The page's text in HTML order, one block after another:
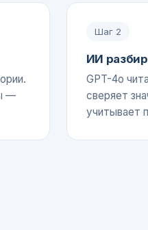
—
Шаг 2
ИИ
GPT-4o
сверяет
учитывает